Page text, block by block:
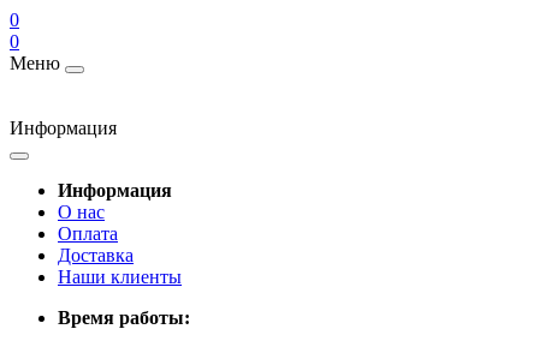
0
0
Меню
Информация
Информация
О нас
Оплата
Доставка
Наши клиенты
Время работы: